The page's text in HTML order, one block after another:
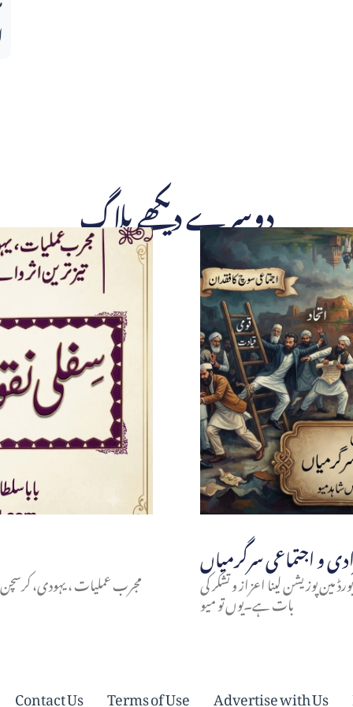
دوسرے دیکھے بلاگ
مجرب عملیات ، یہودی، کرسچن مین پوزیشن لینا اعزاز و تشکر کی
بات ہے۔یوں تو میو
Contact Us Terms of Use Advertise with Us